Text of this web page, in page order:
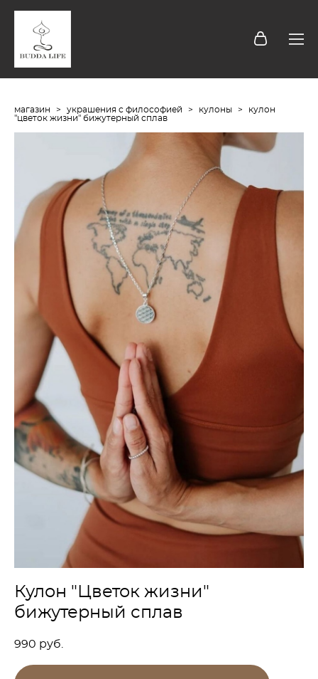
магазин > украшения с философией > кулоны >
кулон
"цветок жизни" бижутерный сплав
Кулон "Цветок жизни"
бижутерный сплав
990 pуб.